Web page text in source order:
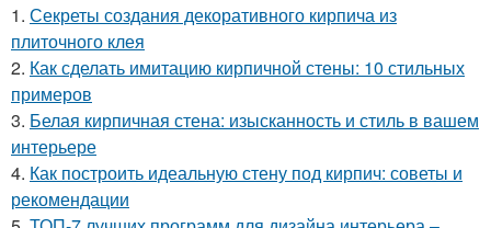
1. Секреты создания декоративного кирпича из
плиточного клея
2. Как сделать имитацию кирпичной стены: 10 стильных
примеров
3. Белая кирпичная стена: изысканность и стиль в вашем
интерьере
4. Как построить идеальную стену под кирпич: советы и
рекомендации